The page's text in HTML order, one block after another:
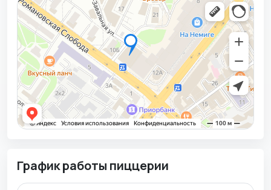
График работы пиццерии